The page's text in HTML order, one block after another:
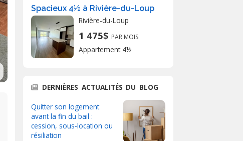
Spacieux 4½ à Rivière-du-Loup
Rivière-du-Loup
1 475$ PAR MOIS
Appartement 4½
DERNIÈRES ACTUALITÉS DU BLOG
Quitter son logement
avant la fin du bail :
cession, sous-location ou
résiliation